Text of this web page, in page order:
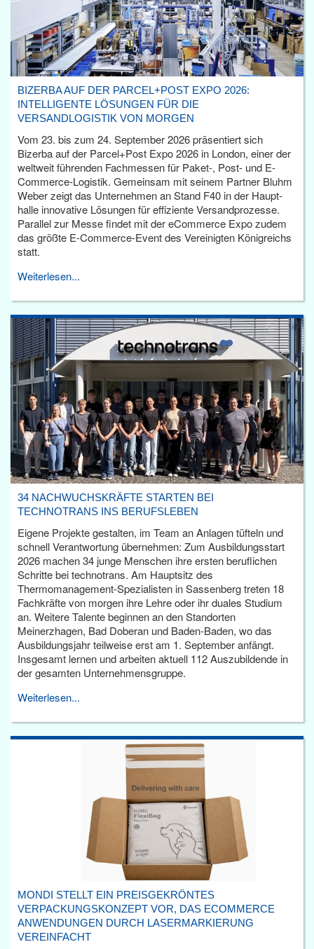
BIZERBA AUF DER PARCEL+POST EXPO 2026:
INTELLIGENTE LÖSUNGEN FÜR DIE
VERSANDLOGISTIK VON MORGEN
Vom 23. bis zum 24. September 2026 präsentiert sich
Bizerba auf der Parcel+Post Expo 2026 in London, einer der
weltweit führenden Fachmessen für Paket-, Post- und E-
Commerce-Logistik. Gemeinsam mit seinem Partner Bluhm
Weber zeigt das Unternehmen an Stand F40 in der Haupt­
halle innovative Lösungen für effiziente Versandprozesse.
Parallel zur Messe findet mit der eCommerce Expo zudem
das größte E-Commerce-Event des Vereinigten Königreichs
statt.
Weiterlesen...
34 NACHWUCHSKRÄFTE STARTEN BEI
TECHNOTRANS INS BERUFSLEBEN
Eigene Projekte gestalten, im Team an Anlagen tüfteln und
schnell Verantwortung übernehmen: Zum Ausbildungsstart
2026 machen 34 junge Menschen ihre ersten beruflichen
Schritte bei technotrans. Am Hauptsitz des
Thermomanagement-Spezialisten in Sassenberg treten 18
Fachkräfte von morgen ihre Lehre oder ihr duales Studium
an. Weitere Talente beginnen an den Standorten
Meinerzhagen, Bad Doberan und Baden-Baden, wo das
Ausbildungsjahr teilweise erst am 1. September anfängt.
Insgesamt lernen und arbeiten aktuell 112 Auszubildende in
der gesamten Unternehmensgruppe.
Weiterlesen...
MONDI STELLT EIN PREISGEKRÖNTES
VERPACKUNGSKONZEPT VOR, DAS ECOMMERCE
ANWENDUNGEN DURCH LASERMARKIERUNG
VEREINFACHT